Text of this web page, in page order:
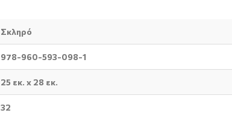
Σκληρό
978-960-593-098-1
25 εκ. x 28 εκ.
32